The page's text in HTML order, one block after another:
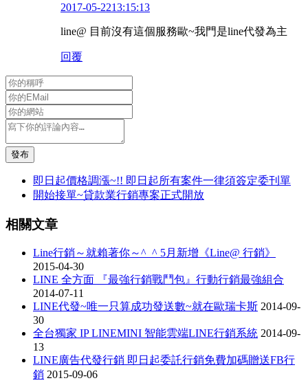
2017-05-2213:15:13
line@ 目前沒有這個服務歐~我門是line代發為主
回覆
發布
即日起價格調漲~!! 即日起所有案件一律須簽定委刊單
開始接單~貸款業行銷專案正式開放
相關文章
Line行銷～就賴著你～^_^ 5月新增《Line@ 行銷》
2015-04-30
LINE 全方面 『最強行銷戰鬥包』行動行銷最強組合
2014-07-11
LINE代發~唯一只算成功發送數~就在歐瑞卡斯 2014-09-
30
全台獨家 IP LINEMINI 智能雲端LINE行銷系統 2014-09-
13
LINE廣告代發行銷 即日起委託行銷免費加碼贈送FB行
銷 2015-09-06